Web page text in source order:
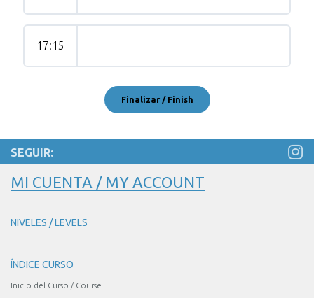
17:15
SEGUIR:
MI CUENTA / MY ACCOUNT
NIVELES / LEVELS
ÍNDICE CURSO
Inicio del Curso / Course